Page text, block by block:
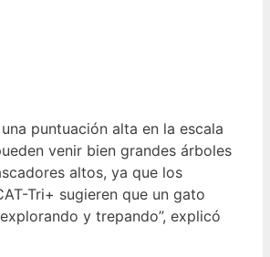
puntuación alta en la escala
venir bien grandes árboles
altos, ya que los
Tri+ sugieren que un gato
y trepando”, explicó